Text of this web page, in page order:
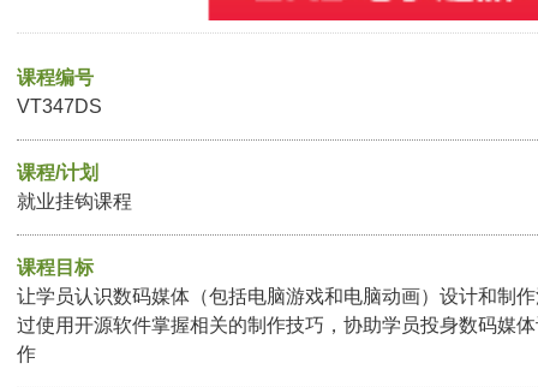
课程编号
VT347DS
课程/计划
就业挂钩课程
课程目标
让学员认识数码媒体（包括电脑游戏和电脑动画）设计和制
过使用开源软件掌握相关的制作技巧，协助学员投身数码媒
作